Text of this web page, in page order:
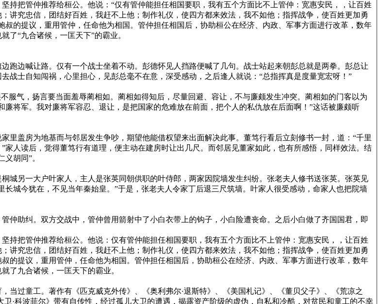
把管仲推荐给桓公。他说：“仅有管仲能担任相国要职，我有五个方面比不上管仲：宽惠安民，，让百姓
讲究忠信，团结好百姓，我赶不上他；制作礼仪，使四方都来效法，我不如他；指挥战争，使百姓更加勇
的提议，重用管仲，任命他为相国。管仲担任相国后，协助桓公在经济、内政、军事方面进行改革，数年
了“九合诸候，一匡天下”的霸业。
跑边喊让路。仅有一个战士坐着不动。彭德怀见人挡路便喊了几句。战士站起来朝彭总就是两拳。彭总让
战士自知闯祸，心里担心，见彭总毫不在意，深受感动，之后逢人就说：“总指挥真是度量宽宏呀！”
服气，扬言要当面羞辱蔺相如。蔺相如得知后，尽量回避、容让，不与廉颇发生冲突。蔺相如的门客以为
将军。我对廉将军容忍、退让，是把国家的危难放在前面，把个人的私仇放在后面啊！”这话被廉颇听
盖房为地基而与邻居发生争吵，期望他能借权望来出面解决此事。董笃行看后立刻修书一封，道：“千里
人读后，觉得董笃行有道理，便主动在建房时让出几尺。而邻居见董家如此，也有所感悟，同样效法。结
胡同”。
城另一大户叶家人，主人是张英同朝供职的叶侍郎，两家因院墙发生纠纷。张老夫人修书送张英。张英见
城今犹在，不见当年秦始皇。”于是，张老夫人令家丁后退三尺筑墙。叶家人很受感动，命家人也把院墙
仲助纠。双方交战中，管仲曾用箭射中了小白衣带上的钩子，小白险遭丧命。之后小白做了齐国国君，即
持把管仲推荐给桓公。他说：仅有管仲能担任相国要职，我有五个方面比不上管仲：宽惠安民，，让百姓
讲究忠信，团结好百姓，我赶不上他；制作礼仪，使四方都来效法，我不如他；指挥战争，使百姓更加勇
的提议，重用管仲，任命他为相国。管仲担任相国后，协助桓公在经济、内政、军事方面进行改革，数年
了九合诸候，一匡天下的霸业。
过童工。著作有《匹克威克外传》、《奥利弗尔·退斯特》、《美国札记》、《董贝父子》、《荒凉之
·科波菲尔》带有自传性，经过孤儿大卫的遭遇，揭露资产阶级的虚伪，自私和冷酷，对贫民和童工的不幸